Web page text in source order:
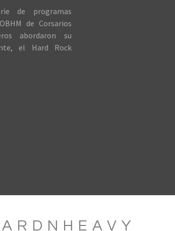
de programas
de Corsarios
abordaron su
el Hard Rock